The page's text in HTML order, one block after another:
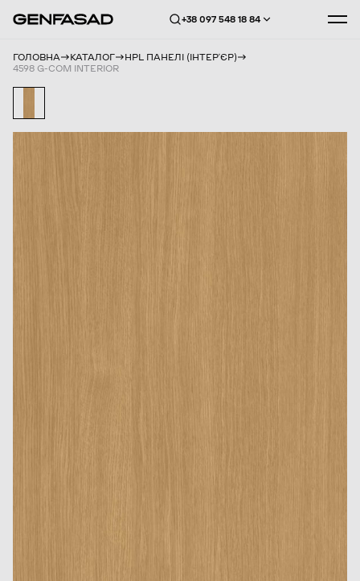
+38 097 548 18 84
ГОЛОВНА КАТАЛОГ
HPL ПАНЕЛІ (ІНТЕРʼЄР)
4598 G-COM INTERIOR